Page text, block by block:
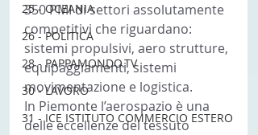
25 - OCEANIA
26 - POLITICA
28 - PAPPAMONDO.TV
30 - LAVORO
31 - ICE ISTITUTO COMMERCIO ESTERO
350 PMI di settori assolutamente
competitivi che riguardano:
sistemi propulsivi, aero strutture,
equipaggiamenti, sistemi
movimentazione e logistica.
In Piemonte l’aerospazio è una
delle eccellenze del tessuto